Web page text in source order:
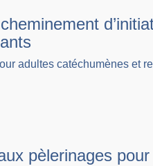
adultes catéchumènes et
pèlerinages